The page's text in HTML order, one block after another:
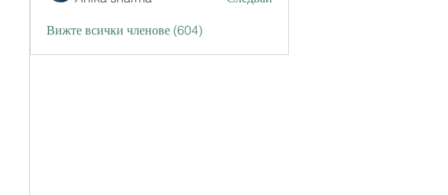
Вижте всички членове (604)